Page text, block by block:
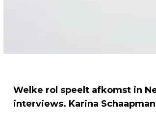
Welke rol speelt afkomst in
interviews. Karina